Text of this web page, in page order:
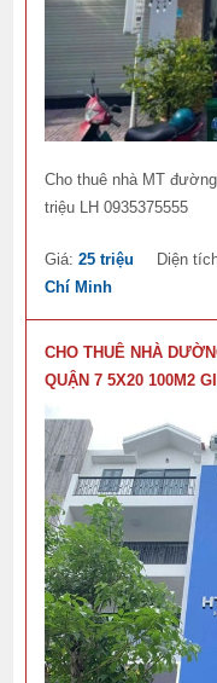
Cho thuê nhà MT
triệu LH 0935375555
Giá:25 triệu Diện
Chí Minh
CHO THUÊ NHÀ
QUẬN 7 5X20 100M2